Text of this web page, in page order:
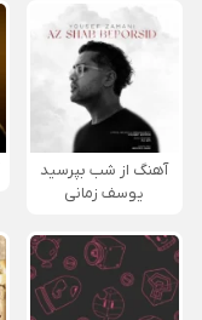
آهنگ از شب بپرسید
یوسف زمانی